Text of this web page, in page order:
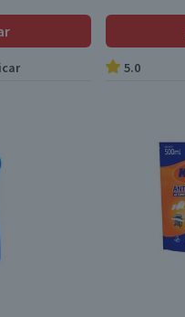
5.0